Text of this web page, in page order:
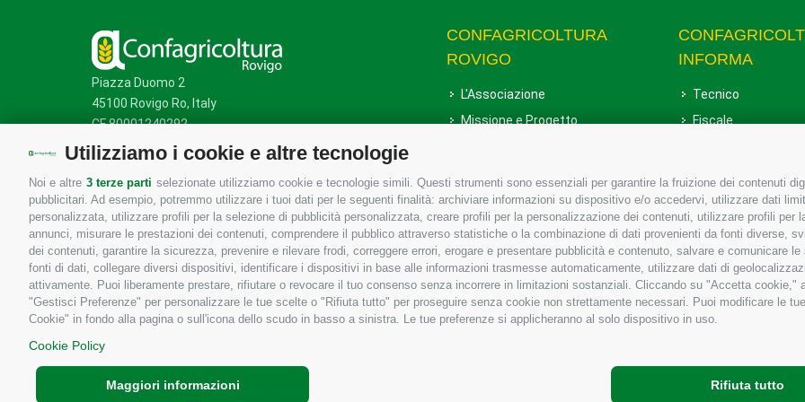
Utilizziamo i cookie e altre tecnologie
Noi e altre 3 terze parti selezionate utilizziamo cookie e tecnologie simili. Questi strumenti sono essenziali per garantire la fruizione dei contenuti
pubblicitari. Ad esempio, potremmo utilizzare i tuoi dati per le seguenti finalità: archiviare informazioni su dispositivo e/o accedervi, utilizzare dati
personalizzata, utilizzare profili per la selezione di pubblicità personalizzata, creare profili per la personalizzazione dei contenuti, utilizzare profili
annunci, misurare le prestazioni dei contenuti, comprendere il pubblico attraverso statistiche o la combinazione di dati provenienti da fonti diverse,
dei contenuti, garantire la sicurezza, prevenire e rilevare frodi, correggere errori, erogare e presentare pubblicità e contenuto, salvare e comunicare
fonti di dati, collegare diversi dispositivi, identificare i dispositivi in base alle informazioni trasmesse automaticamente, utilizzare dati di
attivamente. Puoi liberamente prestare, rifiutare o revocare il tuo consenso senza incorrere in limitazioni sostanziali. Cliccando su "Accetta
"Gestisci Preferenze" per personalizzare le tue scelte o "Rifiuta tutto" per proseguire senza cookie non strettamente necessari. Puoi modificare le
Cookie" in fondo alla pagina o sull'icona dello scudo in basso a sinistra. Le tue preferenze si applicheranno al solo dispositivo in uso.
Cookie Policy
Rifiuta tutto
Maggiori informazioni
Piazza Duomo 2
45100 Rovigo Ro, Italy
CF 80001240292
Mappa del sito/Privacy Policy /Cookie Policy
CONFAGRICOLTURA
ROVIGO
L'Associazione
Missione e Progetto
Uffici della Sede provinciale
Le Sedi di Zona
Agricoltori S.r.l.
Whistleblowing Confagricoltura
Rovigo e Agricoltori srl
INFORMA
Tecnico
Fiscale
Associazione
Copyrights © 2026 Tutti i diritti sono riservati - Confagricoltura Rovigo